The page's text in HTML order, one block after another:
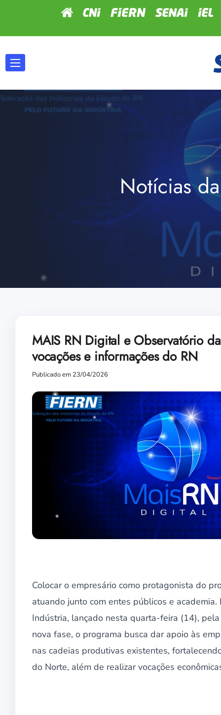
Notícias
MAIS RN Digital e Observatório
vocações e informações do RN
Publicado em 23/04/2026
Colocar o empresário como protagonista do
atuando junto com entes públicos e
Indústria, lançado nesta quarta-feira (14),
nova fase, o programa busca dar apoio às
nas cadeias produtivas existentes,
do Norte, além de realizar vocações